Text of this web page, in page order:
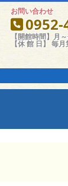
お問い合わせ
0952-
【開館時間】月
【休 館 日】 毎